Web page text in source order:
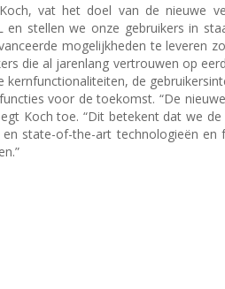
vat het doel van de nieuwe
en stellen we onze gebruikers in
mogelijkheden te leveren
die al jarenlang vertrouwen op
de
voor de toekomst. “De
Koch toe. “Dit betekent dat we
state-of-the-art technologieën